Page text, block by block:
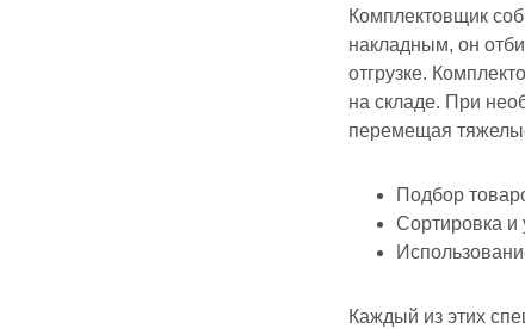
Комплектовщик
накладным, он
отгрузке.
на складе. При
перемещая
Подбор
Сортировка и
Каждый из этих